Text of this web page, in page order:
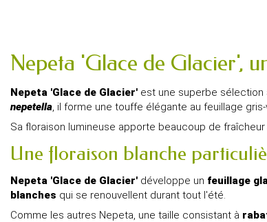
Nepeta 'Glace de Glacier',
Nepeta 'Glace de Glacier' est une superbe sélection
nepetella, il forme une touffe élégante au feuillage
Sa floraison lumineuse apporte beaucoup de
Une floraison blanche
Nepeta 'Glace de Glacier' développe un feuillage
blanches qui se renouvellent durant tout l'été.
Comme les autres Nepeta, une taille consistant à